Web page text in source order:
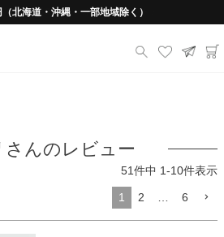
北海道・沖縄・一部地域除く）
さんのレビュー
51件中 1-10件表示
1 2 6